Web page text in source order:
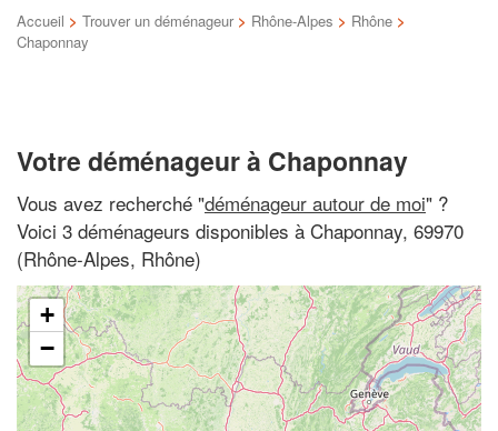
Accueil > Trouver un déménageur > Rhône-Alpes > Rhône >
Chaponnay
Votre déménageur à Chaponnay
Vous avez recherché "déménageur autour de moi" ?
Voici 3 déménageurs disponibles à Chaponnay, 69970
(Rhône-Alpes, Rhône)
+
−